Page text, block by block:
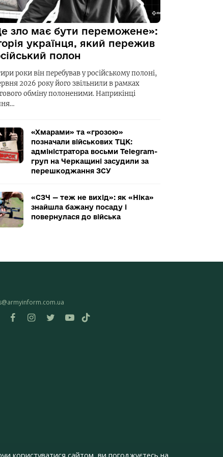
зло має бути переможене»:
українця, який пережив
полон
роки він перебував у російському полоні,
2026 року його звільнили в рамках
обміну полоненими. Наприкінці
«Хмарами» та «грозою»
позначали військових ТЦК:
адміністратора восьми Telegram-
груп на Черкащині засудили за
перешкоджання ЗСУ
«СЗЧ — теж не вихід»: як «Ніка»
знайшла бажану посаду і
повернулася до війська